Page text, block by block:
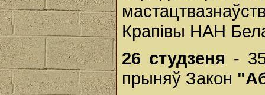
Крапівы НАН
26 студзеня -
прыняў Закон